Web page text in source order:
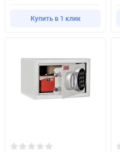
Купить в 1 клик